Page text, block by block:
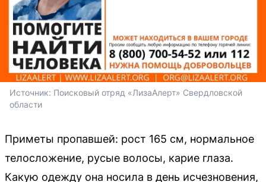
Источник: Поисковый отряд «ЛизаАлерт» Свердловской
области
Приметы пропавшей: рост 165 см, нормальное
телосложение, русые волосы, карие глаза.
Какую одежду она носила в день исчезновения,